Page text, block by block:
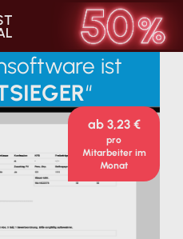
ist
“
ab 3,23 €
pro
Mitarbeiter im
Monat